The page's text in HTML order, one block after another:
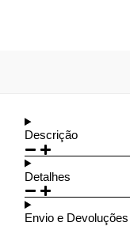
Descrição
Detalhes
Envio e Devoluções